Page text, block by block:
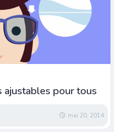
ajustables pour tous
mai 20, 2014